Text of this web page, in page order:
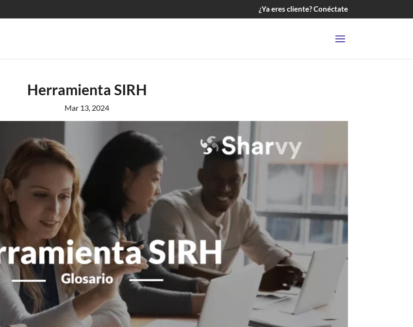
¿Ya eres cliente? Conéctate
Herramienta SIRH
Mar 13, 2024